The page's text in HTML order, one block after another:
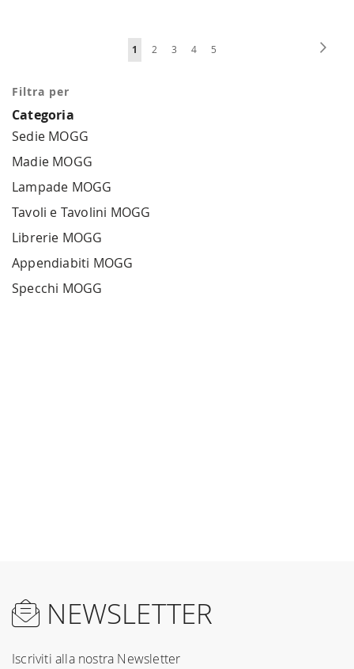
Pagina
Attualmente
1 Pagina
2 Pagina
3 Pagina
4 Pagina
5
Filtra per
Categoria
Sedie MOGG
Madie MOGG
Lampade MOGG
Tavoli e Tavolini MOGG
Librerie MOGG
Appendiabiti MOGG
Specchi MOGG
NEWSLETTER
Iscriviti alla nostra Newsletter